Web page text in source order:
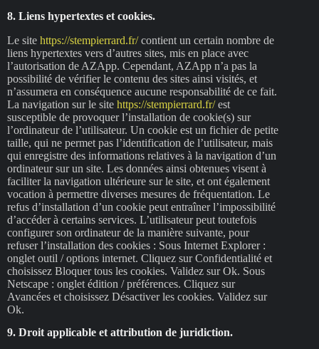
8. Liens hypertextes et cookies.
Le site https://stempierrard.fr/contient un certain nombre de
liens hypertextes vers d’autres sites, mis en place avec
l’autorisation de AZApp. Cependant, AZApp n’a pas la
possibilité de vérifier le contenu des sites ainsi visités, et
n’assumera en conséquence aucune responsabilité de ce fait.
La navigation sur le site https://stempierrard.fr/est
susceptible de provoquer l’installation de cookie(s) sur
l’ordinateur de l’utilisateur. Un cookie est un fichier de petite
taille, qui ne permet pas l’identification de l’utilisateur, mais
qui enregistre des informations relatives à la navigation d’un
ordinateur sur un site. Les données ainsi obtenues visent à
faciliter la navigation ultérieure sur le site, et ont également
vocation à permettre diverses mesures de fréquentation. Le
refus d’installation d’un cookie peut entraîner l’impossibilité
d’accéder à certains services. L’utilisateur peut toutefois
configurer son ordinateur de la manière suivante, pour
refuser l’installation des cookies : Sous Internet Explorer :
onglet outil / options internet. Cliquez sur Confidentialité et
choisissez Bloquer tous les cookies. Validez sur Ok. Sous
Netscape : onglet édition / préférences. Cliquez sur
Avancées et choisissez Désactiver les cookies. Validez sur
Ok.
9. Droit applicable et attribution de juridiction.